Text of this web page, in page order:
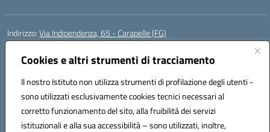
Cookies e altri strumenti di tracciamento
Il nostro Istituto non utilizza strumenti di profilazione degli utenti -
sono utilizzati esclusivamente cookies tecnici necessari al
corretto funzionamento del sito, alla fruibilità dei servizi
istituzionali e alla sua accessibilità – sono utilizzati, inoltre,
Indirizzo:Via Indipendenza, 65 - Carapelle (FG)
Centralino:
Posta elettronica certificata (PEC):fgic822001@pec.istruzione.it
Codice fiscale: 90015720718
Codice meccanografico:FGIC822001
Codice Indice delle Pubbliche Amministrazioni (IPA): istsc_fgic822001
Codice unico di fatturazione (CUF): UFSLF2